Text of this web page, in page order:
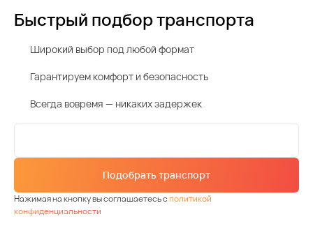
Быстрый подбор транспорта
Широкий выбор под любой формат
Гарантируем комфорт и безопасность
Всегда вовремя — никаких задержек
Подобрать транспорт
Нажимая на кнопку вы соглашаетесь сполитикой
конфиденциальности